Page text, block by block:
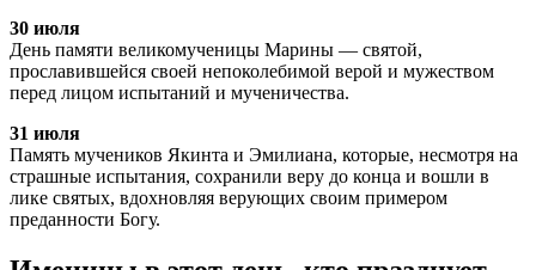
30 июля
День памяти великомученицы Марины — святой,
прославившейся своей непоколебимой верой и мужеством
перед лицом испытаний и мученичества.
31 июля
Память мучеников Якинта и Эмилиана, которые, несмотря на
страшные испытания, сохранили веру до конца и вошли в
лике святых, вдохновляя верующих своим примером
преданности Богу.